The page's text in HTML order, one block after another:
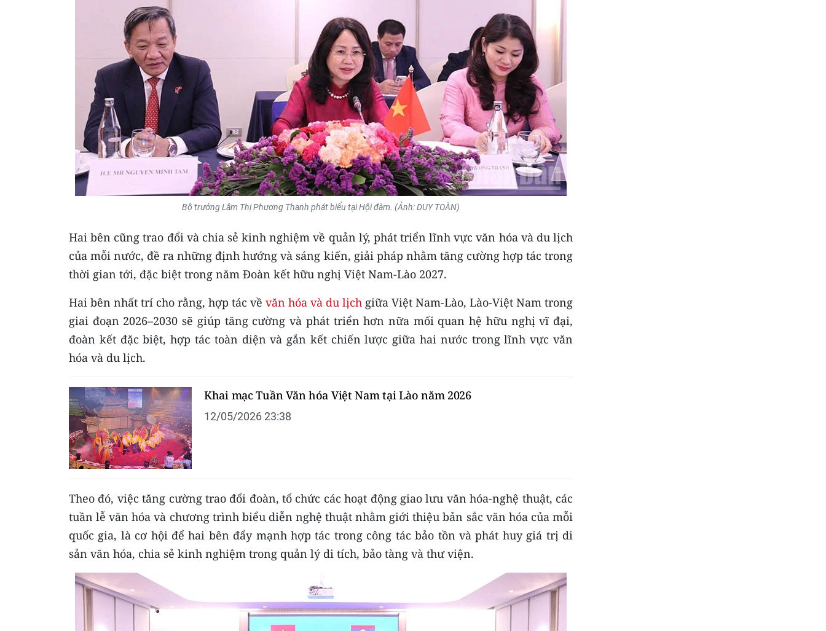
Bộ trưởng Lâm Thị Phương Thanh phát biểu tại Hội đàm. (Ảnh: DUY TOÀN)
Hai bên cũng trao đổi và chia sẻ kinh nghiệm về quản lý, phát triển lĩnh vực văn hóa và du lịch
của mỗi nước, đề ra những định hướng và sáng kiến, giải pháp nhằm tăng cường hợp tác trong
thời gian tới, đặc biệt trong năm Đoàn kết hữu nghị Việt Nam-Lào 2027.
Hai bên nhất trí cho rằng, hợp tác về văn hóa và du lịch giữa Việt Nam-Lào, Lào-Việt Nam trong
giai đoạn 2026–2030 sẽ giúp tăng cường và phát triển hơn nữa mối quan hệ hữu nghị vĩ đại,
đoàn kết đặc biệt, hợp tác toàn diện và gắn kết chiến lược giữa hai nước trong lĩnh vực văn
hóa và du lịch.
Khai mạc Tuần Văn hóa Việt Nam tại Lào năm 2026
12/05/2026 23:38
Theo đó, việc tăng cường trao đổi đoàn, tổ chức các hoạt động giao lưu văn hóa-nghệ thuật, các
tuần lễ văn hóa và chương trình biểu diễn nghệ thuật nhằm giới thiệu bản sắc văn hóa của mỗi
quốc gia, là cơ hội để hai bên đẩy mạnh hợp tác trong công tác bảo tồn và phát huy giá trị di
sản văn hóa, chia sẻ kinh nghiệm trong quản lý di tích, bảo tàng và thư viện.